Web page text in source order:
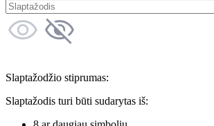
Slaptažodžio stiprumas:
Slaptažodis turi būti sudarytas iš: